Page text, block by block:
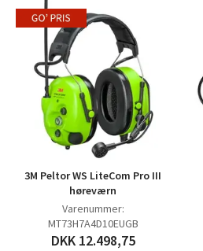
3M Peltor WS LiteCom Pro III
høreværn
Varenummer:
MT73H7A4D10EUGB
DKK 12.498,75